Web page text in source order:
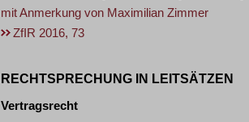
mit Anmerkung von Maximilian Zimmer
ZfIR 2016, 73
RECHTSPRECHUNG IN LEITSÄTZEN
Vertragsrecht